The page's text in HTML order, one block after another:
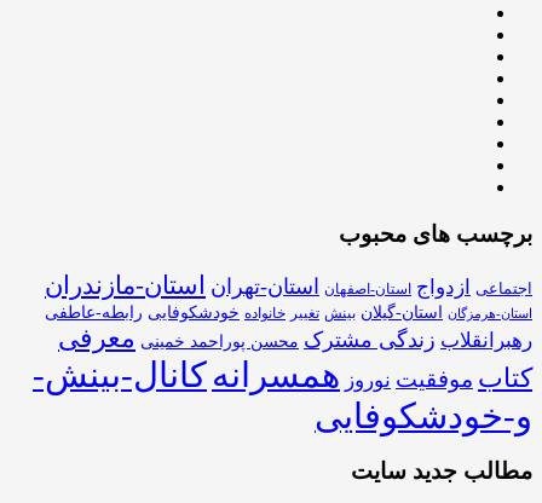
برچسب های محبوب
اجتماعی ازدواج استان-اصفهان استان-تهران استان-مازندران
استان-هرمزگان استان-گیلان بینش تغییر خانواده خودشکوفایی رابطه-عاطفی
رهبرانقلاب زندگی مشترک محسن پوراحمد خمینی معرفی
کتاب موفقیت نوروز همسرانهکانال-بینش-
و-خودشکوفایی
مطالب جدید سایت